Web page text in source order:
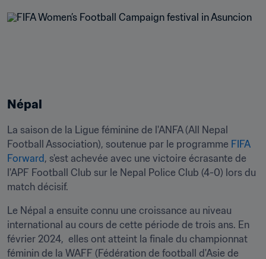
Népal
La saison de la Ligue féminine de l'ANFA (All Nepal
Football Association), soutenue par le programme FIFA
Forward , s'est achevée avec une victoire écrasante de
l'APF Football Club sur le Nepal Police Club (4-0) lors du
match décisif.
Le Népal a ensuite connu une croissance au niveau
international au cours de cette période de trois ans. En
février 2024,  elles ont atteint la finale du championnat
féminin de la WAFF (Fédération de football d'Asie de